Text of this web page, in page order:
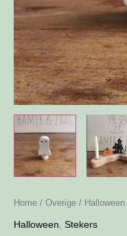
Home / Overige / Halloween
Halloween Stekers